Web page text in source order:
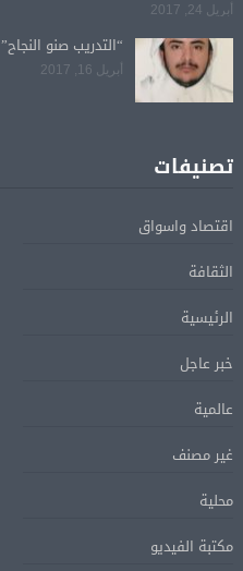
أبريل 24, 2017
“التدريب صنو النجاح”
أبريل 16, 2017
تصنيفات
اقتصاد واسواق
الثقافة
الرئيسية
خبر عاجل
عالمية
غير مصنف
محلية
مكتبة الفيديو